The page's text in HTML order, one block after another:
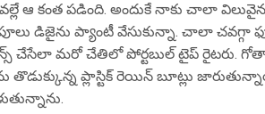
వల్లే ఆ కంత పడింది. అందుకే నాకు చాలా
డిజైను ప్యాంటీ వేసుకున్నా. చాలా చవగ్గా
చేసేలా మరో చేతిలో పోర్టబుల్ టైప్ రైటరు.
తొడుక్కున్న ప్లాస్టిక్ రెయిన్ బూట్లు